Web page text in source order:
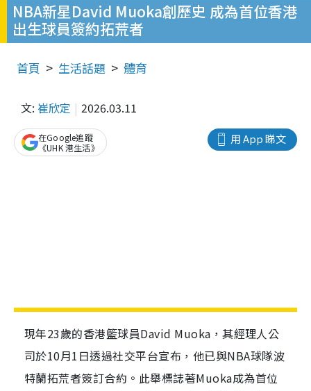
NBA新星David Muoka創歷史 成為首位香港
出生球員簽約拓荒者
首頁 生活話題 體育
文: 崔欣定 2026.03.11
用 App 睇文
在Google追蹤
《UHK 港生活》
現年23歲的香港籃球員David Muoka，其經理人公
司於10月1日透過社交平台宣布，他已與NBA球隊波
特蘭拓荒者簽訂合約。此舉標誌著Muoka成為首位